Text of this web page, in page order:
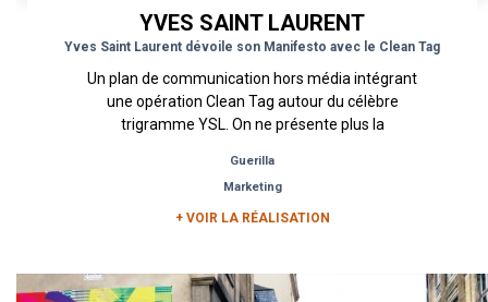
YVES SAINT LAURENT
Yves Saint Laurent dévoile son Manifesto avec le Clean Tag
Un plan de communication hors média intégrant
une opération Clean Tag autour du célèbre
trigramme YSL. On ne présente plus la
Guerilla
Marketing
+ VOIR LA RÉALISATION